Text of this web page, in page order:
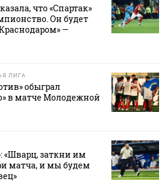
что «Спартак»
Он будет
—
ЛИГА
обыграл
в матче Молодежной
«Шварц, заткни им
матча, и мы будем